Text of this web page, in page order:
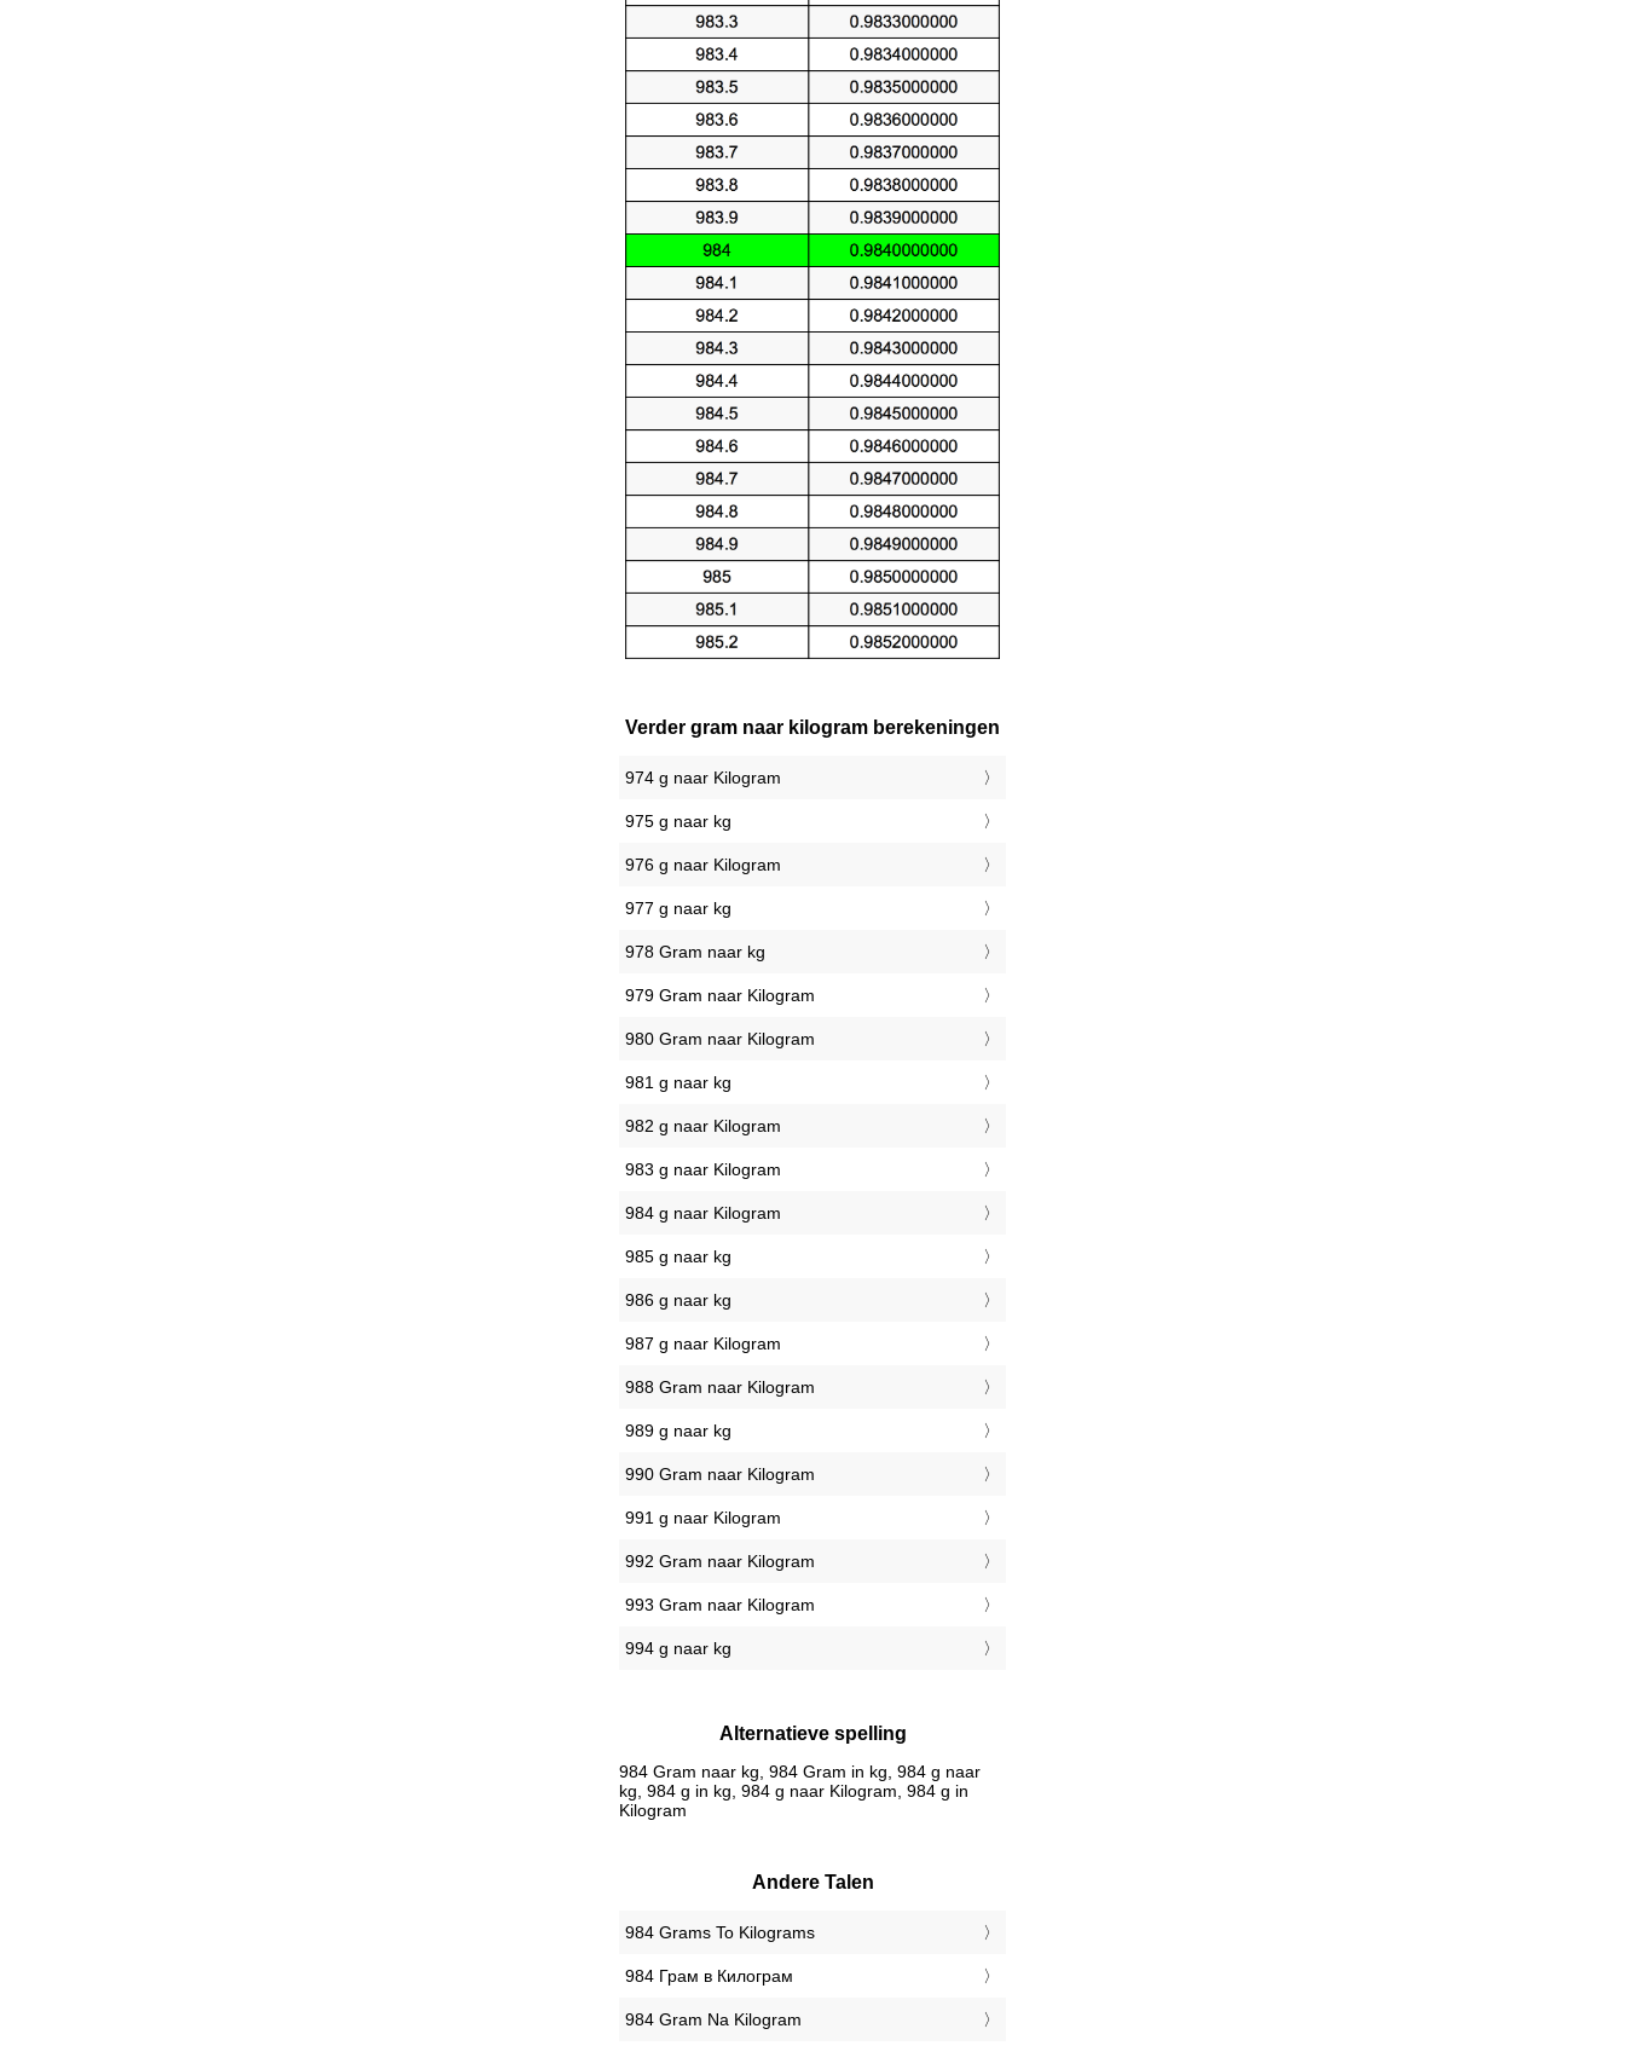
Verder gram naar kilogram berekeningen
974 g naar Kilogram
975 g naar kg
976 g naar Kilogram
977 g naar kg
978 Gram naar kg
979 Gram naar Kilogram
980 Gram naar Kilogram
981 g naar kg
982 g naar Kilogram
983 g naar Kilogram
984 g naar Kilogram
985 g naar kg
986 g naar kg
987 g naar Kilogram
988 Gram naar Kilogram
989 g naar kg
990 Gram naar Kilogram
991 g naar Kilogram
992 Gram naar Kilogram
993 Gram naar Kilogram
994 g naar kg
Alternatieve spelling
984 Gram naar kg, 984 Gram in kg, 984 g naar
kg, 984 g in kg, 984 g naar Kilogram, 984 g in
Kilogram
Andere Talen
‎984 Grams To Kilograms
‎984 Грам в Килограм
‎984 Gram Na Kilogram